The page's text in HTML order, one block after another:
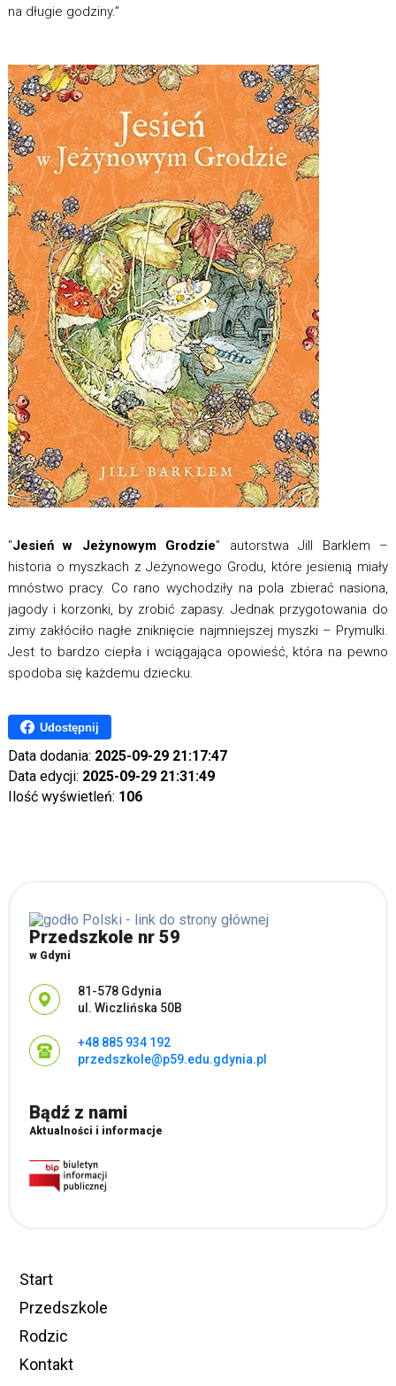
na długie godziny.”
"Jesień w Jeżynowym Grodzie" autorstwa Jill Barklem –
historia o myszkach z Jeżynowego Grodu, które jesienią miały
mnóstwo pracy. Co rano wychodziły na pola zbierać nasiona,
jagody i korzonki, by zrobić zapasy. Jednak przygotowania do
zimy zakłóciło nagłe zniknięcie najmniejszej myszki – Prymulki.
Jest to bardzo ciepła i wciągająca opowieść, która na pewno
spodoba się każdemu dziecku.
Udostępnij
Data dodania: 2025-09-29 21:17:47
Data edycji: 2025-09-29 21:31:49
Ilość wyświetleń: 106
Przedszkole nr 59
w Gdyni
Adres pocztowy:
81-578 Gdynia
ul. Wiczlińska 50B
+48 885 934 192
przedszkole@p59.edu.gdynia.pl
Bądź z nami
Aktualności i informacje
Start
Przedszkole
Rodzic
Kontakt